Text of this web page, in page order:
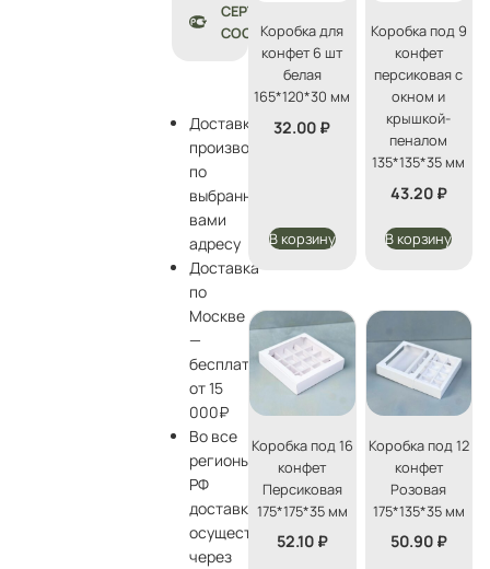
СЕРТИФИКАТЫ
СООТВЕТСТВИЯ
Доставка
производится
по
выбранному
вами
адресу
Доставка
по
Москве
—
бесплатно
от 15
000₽
Во все
регионы
РФ
доставка
осуществляется
через
Коробка для
конфет 6 шт
белая
165*120*30 мм
32.00 ₽
В корзину
Коробка под 9
конфет
персиковая с
окном и
крышкой-
пеналом
135*135*35 мм
43.20 ₽
В корзину
Коробка под 16
конфет
Персиковая
175*175*35 мм
52.10 ₽
Коробка под 12
конфет
Розовая
175*135*35 мм
50.90 ₽